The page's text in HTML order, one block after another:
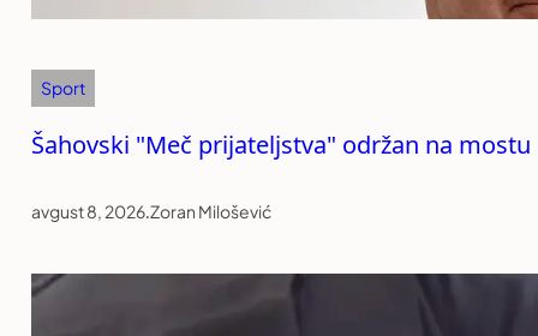
Sport
Šahovski "Meč prijateljstva" održan na
avgust 8, 2026.Zoran Milošević